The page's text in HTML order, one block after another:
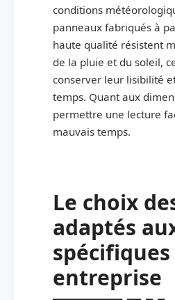
conditions
panneaux fabriqués à
haute qualité résistent
de la pluie et du soleil,
conserver leur lisibilité
temps. Quant aux
permettre une lecture
mauvais temps.
Le choix
adaptés
entreprise